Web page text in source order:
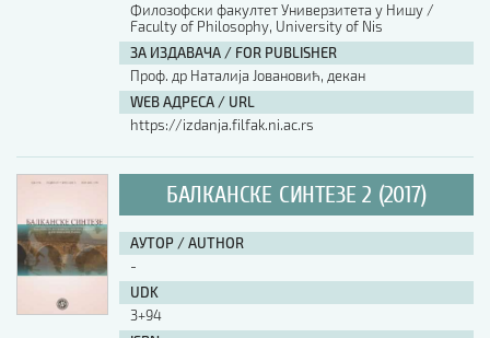
Филозофски факултет Универзитета у Нишу /
Faculty of Philosophy, University of Nis
ЗА ИЗДАВАЧА / FOR PUBLISHER
Проф. др Наталија Јовановић, декан
WEB АДРЕСА / URL
https://izdanja.filfak.ni.ac.rs
БАЛКАНСКЕ СИНТЕЗЕ 2 (2017)
АУТОР / AUTHOR
-
UDK
3+94